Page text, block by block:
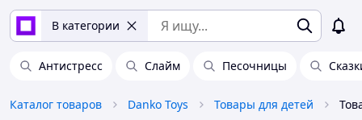
В категории
Антистресс Слайм Песочницы
Каталог товаров Danko Toys Товары для детей